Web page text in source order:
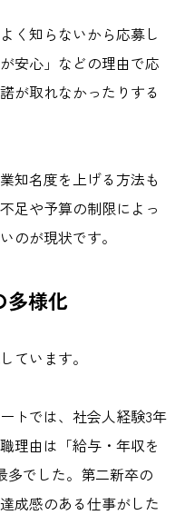
く知らないから応募し
安心」などの理由で応
が取れなかったりする
知名度を上げる方法も
足や予算の制限によっ
のが現状です。
多様化
ています。
トでは、社会人経験3年
理由は「給与・年収を
多でした。第二新卒の
成感のある仕事がした